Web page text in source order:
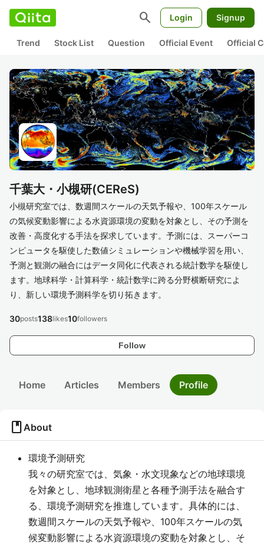
search Login Signup
Trend Stock List Question Official Event Official
千葉大・小槻研(CEReS)
小槻研究室では、数週間スケールの天気予報や、100年スケール
の気候変動影響による水資源環境の変動を対象とし、その予測を
改善・高度化する手法を探求しています。予測には、スーパーコ
ンピュータを駆使した数値シミュレーションや機械学習を用い、
予測と観測の融合にはデータ同化に代表される統計数学を駆使し
ます。地球科学・計算科学・統計数学に跨る分野横断研究によ
り、新しい環境予測科学を切り拓きます。
Follow
30posts138likes10followers
Home Articles Members Profile
bookAbout
環境予測研究
我々の研究室では、気象・水文現象などの地球環境
を対象とし、地球観測衛星と各種予測手法を融合す
る、環境予測研究を推進しています。具体的には、
数週間スケールの天気予報や、100年スケールの気
候変動影響による水資源環境の変動を対象とし、そ